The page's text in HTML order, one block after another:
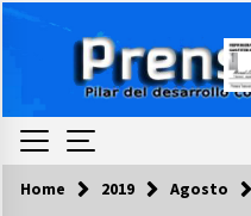
COLUMNISTA
Home 2019 Agosto